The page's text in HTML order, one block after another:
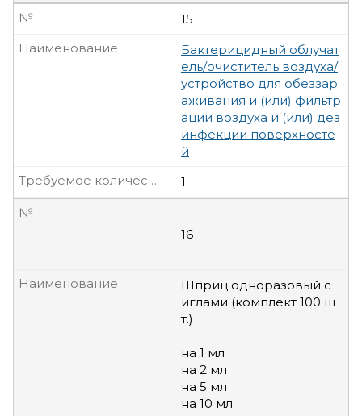
15
№
Бактерицидный облучат
ель/очиститель воздуха/
устройство для обеззар
аживания и (или) фильтр
ации воздуха и (или) дез
инфекции поверхносте
й
Наименование
1
Требуемое количество, шт
16
№
Шприц одноразовый с
иглами (комплект 100 ш
т.)
на 1 мл
на 2 мл
на 5 мл
на 10 мл
Наименование